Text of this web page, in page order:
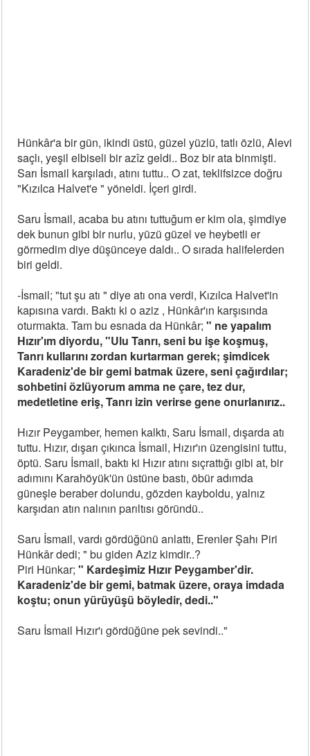
Hünkâr'a bir gün, ikindi üstü, güzel yüzlü, tatlı özlü, Alevi
saçlı, yeşil elbiseli bir azîz geldi.. Boz bir ata binmişti.
Sarı İsmail karşıladı, atını tuttu.. O zat, teklifsizce doğru
"Kızılca Halvet'e " yöneldi. İçeri girdi.
Saru İsmail, acaba bu atını tuttuğum er kim ola, şimdiye
dek bunun gibi bir nurlu, yüzü güzel ve heybetli er
görmedim diye düşünceye daldı.. O sırada halifelerden
biri geldi.
-İsmail; "tut şu atı " diye atı ona verdi, Kızılca Halvet'in
kapısına vardı. Baktı ki o aziz , Hünkâr'ın karşısında
oturmakta. Tam bu esnada da Hünkâr; " ne yapalım
Hızır'ım diyordu, "Ulu Tanrı, seni bu işe koşmuş,
Tanrı kullarını zordan kurtarman gerek; şimdicek
Karadeniz'de bir gemi batmak üzere, seni çağırdılar;
sohbetini özlüyorum amma ne çare, tez dur,
medetletine eriş, Tanrı izin verirse gene onurlanırız..
Hızır Peygamber, hemen kalktı, Saru İsmail, dışarda atı
tuttu. Hızır, dışarı çıkınca İsmail, Hızır'ın üzengisini tuttu,
öptü. Saru İsmail, baktı ki Hızır atını sıçrattığı gibi at, bir
adımını Karahöyük'ün üstüne bastı, öbür adımda
güneşle beraber dolundu, gözden kayboldu, yalnız
karşıdan atın nalının parıltısı göründü..
Saru İsmail, vardı gördüğünü anlattı, Erenler Şahı Piri
Hünkâr dedi; " bu giden Aziz kimdir..?
Piri Hünkar; " Kardeşimiz Hızır Peygamber'dir.
Karadeniz'de bir gemi, batmak üzere, oraya imdada
koştu; onun yürüyüşü böyledir, dedi.."
Saru İsmail Hızır'ı gördüğüne pek sevindi.."